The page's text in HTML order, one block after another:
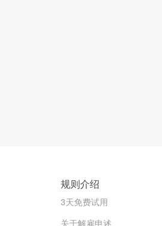
规则介绍
3天免费试用
关于解雇申述